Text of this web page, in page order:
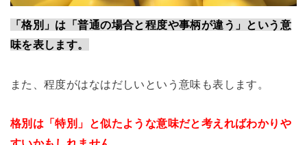
「格別」は「普通の場合と程度や事柄が違う」という意
味を表します。
また、程度がはなはだしいという意味も表します。
格別は「特別」と似たような意味だと考えればわかりや